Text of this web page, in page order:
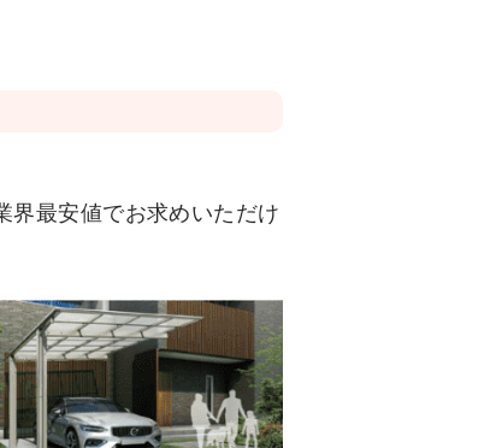
界最安値でお求めいただけ